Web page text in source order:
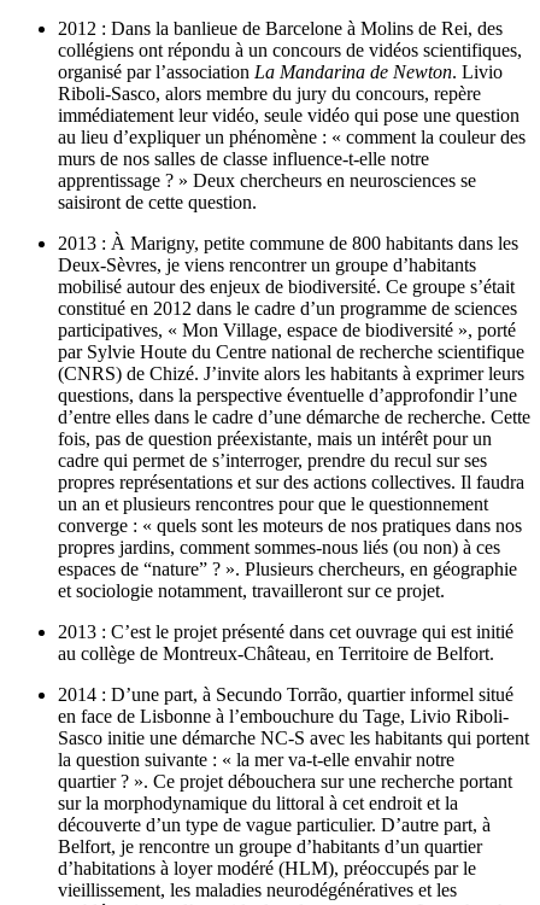
2012 : Dans la banlieue de Barcelone à Molins de Rei, des
collégiens ont répondu à un concours de vidéos scientifiques,
organisé par l’association La Mandarina de Newton. Livio
Riboli-Sasco, alors membre du jury du concours, repère
immédiatement leur vidéo, seule vidéo qui pose une question
au lieu d’expliquer un phénomène : « comment la couleur des
murs de nos salles de classe influence-t-elle notre
apprentissage ? » Deux chercheurs en neurosciences se
saisiront de cette question.
2013 : À Marigny, petite commune de 800 habitants dans les
Deux-Sèvres, je viens rencontrer un groupe d’habitants
mobilisé autour des enjeux de biodiversité. Ce groupe s’était
constitué en 2012 dans le cadre d’un programme de sciences
participatives, « Mon Village, espace de biodiversité », porté
par Sylvie Houte du Centre national de recherche scientifique
(CNRS) de Chizé. J’invite alors les habitants à exprimer leurs
questions, dans la perspective éventuelle d’approfondir l’une
d’entre elles dans le cadre d’une démarche de recherche. Cette
fois, pas de question préexistante, mais un intérêt pour un
cadre qui permet de s’interroger, prendre du recul sur ses
propres représentations et sur des actions collectives. Il faudra
un an et plusieurs rencontres pour que le questionnement
converge : « quels sont les moteurs de nos pratiques dans nos
propres jardins, comment sommes-nous liés (ou non) à ces
espaces de “nature” ? ». Plusieurs chercheurs, en géographie
et sociologie notamment, travailleront sur ce projet.
2013 : C’est le projet présenté dans cet ouvrage qui est initié
au collège de Montreux-Château, en Territoire de Belfort.
2014 : D’une part, à Secundo Torrão, quartier informel situé
en face de Lisbonne à l’embouchure du Tage, Livio Riboli-
Sasco initie une démarche NC-S avec les habitants qui portent
la question suivante : « la mer va-t-elle envahir notre
quartier ? ». Ce projet débouchera sur une recherche portant
sur la morphodynamique du littoral à cet endroit et la
découverte d’un type de vague particulier. D’autre part, à
Belfort, je rencontre un groupe d’habitants d’un quartier
d’habitations à loyer modéré (HLM), préoccupés par le
vieillissement, les maladies neurodégénératives et les